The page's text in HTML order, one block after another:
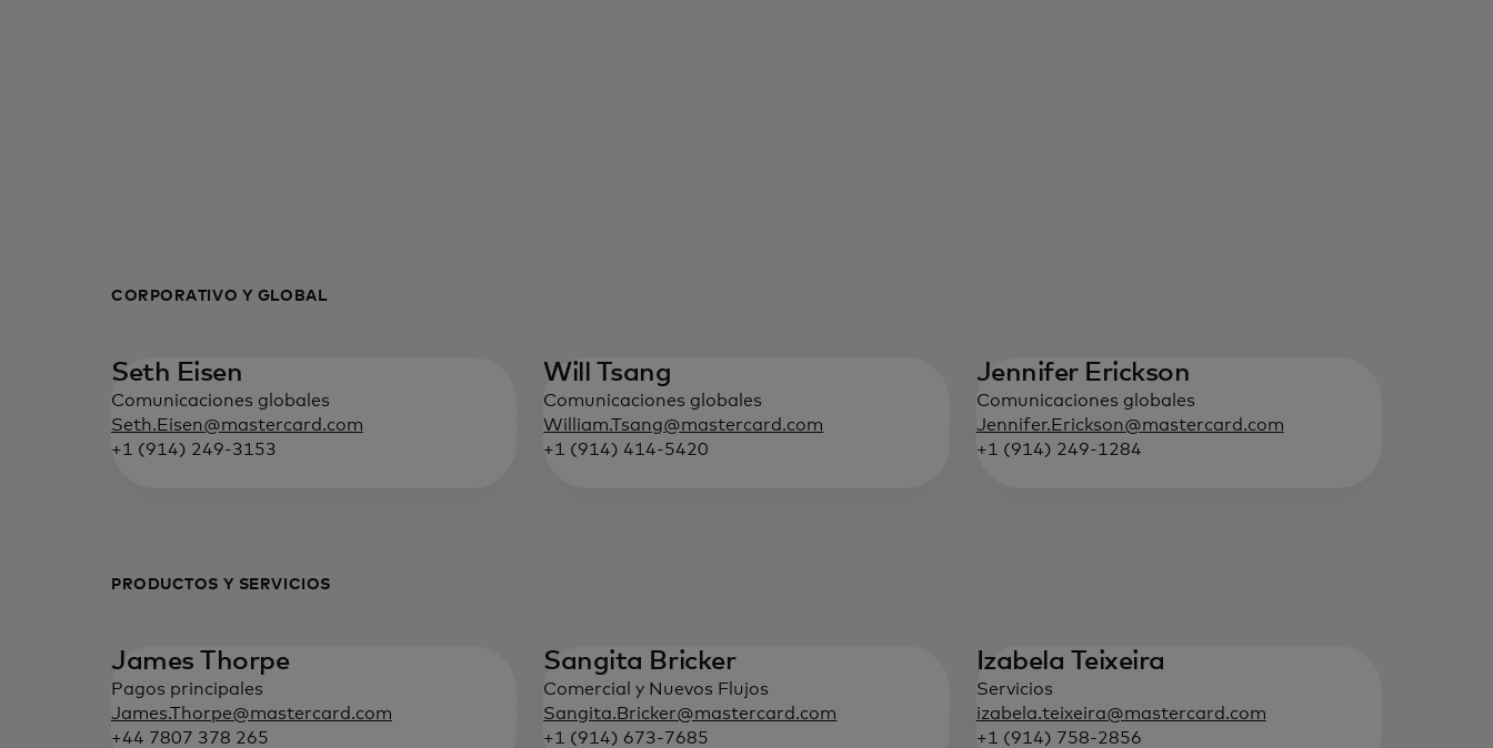
CORPORATIVO Y GLOBAL
Seth Eisen
Comunicaciones globales
Seth.Eisen@mastercard.com
+1 (914) 249-3153
Will Tsang
Comunicaciones globales
William.Tsang@mastercard.com
+1 (914) 414-5420
Jennifer Erickson
Comunicaciones globales
Jennifer.Erickson@mastercard.com
+1 (914) 249-1284
PRODUCTOS Y SERVICIOS
James Thorpe
Pagos principales
James.Thorpe@mastercard.com
+44 7807 378 265
Sangita Bricker
Comercial y Nuevos Flujos
Sangita.Bricker@mastercard.com
+1 (914) 673-7685
Izabela Teixeira
Servicios
izabela.teixeira@mastercard.com
+1 (914) 758-2856